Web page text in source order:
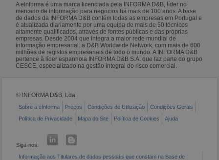
A eInforma é uma marca licenciada pela INFORMA D&B, líder no
mercado de informação para negócios há mais de 100 anos. A base
de dados da INFORMA D&B contém todas as empresas em Portugal e
é atualizada diariamente por uma equipa de mais de 50 técnicos
altamente qualificados, através de fontes públicas e das próprias
empresas. Desde 2004 que integra a maior rede mundial de
informação empresarial: a D&B Worldwide Network, com mais de 600
milhões de registos empresariais de todo o mundo. A INFORMA D&B
pertence à líder espanhola INFORMA D&B S.A. que faz parte do grupo
CESCE, especializado na gestão integral do risco comercial.
© INFORMA D&B, Lda
Sobre a eInforma Preços Condições de Utilização
Condições Gerais
Política de Privacidade
Mapa do Site Política de Cookies Ajuda
Siga-nos:
Informação aos Titulares de dados pessoais que constam na Base de